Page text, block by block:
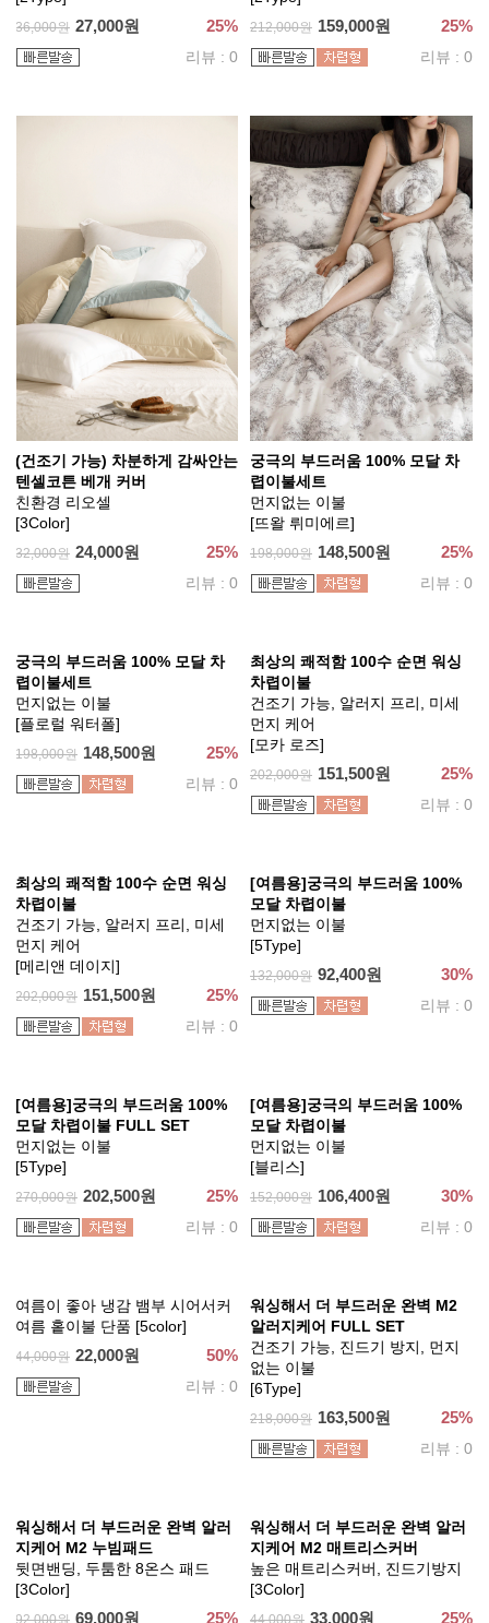
36,000원 27,000원 25%
리뷰 : 0
212,000원 159,000원 25%
리뷰 : 0
(건조기 가능) 차분하게 감싸안는
텐셀코튼 베개 커버
친환경 리오셀
[3Color]
32,000원 24,000원 25%
리뷰 : 0
궁극의 부드러움 100% 모달 차
렵이불세트
먼지없는 이불
[뜨왈 뤼미에르]
198,000원 148,500원 25%
리뷰 : 0
궁극의 부드러움 100% 모달 차
렵이불세트
먼지없는 이불
[플로럴 워터폴]
198,000원 148,500원 25%
리뷰 : 0
최상의 쾌적함 100수 순면 워싱
차렵이불
건조기 가능, 알러지 프리, 미세
먼지 케어
[모카 로즈]
202,000원 151,500원 25%
리뷰 : 0
최상의 쾌적함 100수 순면 워싱
차렵이불
건조기 가능, 알러지 프리, 미세
먼지 케어
[메리앤 데이지]
202,000원 151,500원 25%
리뷰 : 0
[여름용]궁극의 부드러움 100%
모달 차렵이불
먼지없는 이불
[5Type]
132,000원 92,400원 30%
리뷰 : 0
270,000원 202,500원 25%
[여름용]궁극의 부드러움 100%
모달 차렵이불
152,000원 106,400원 30%